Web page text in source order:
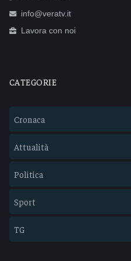
info@veratv.it
Lavora con noi
CATEGORIE
Cronaca
Attualità
Politica
Sport
TG